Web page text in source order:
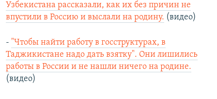
Узбекистана рассказали, как их без причин не
впустили в Россию и выслали на родину. (видео)
- "Чтобы найти работу в госструктурах, в
Таджикистане надо дать взятку". Они лишились
работы в России и не нашли ничего на родине.
(видео)